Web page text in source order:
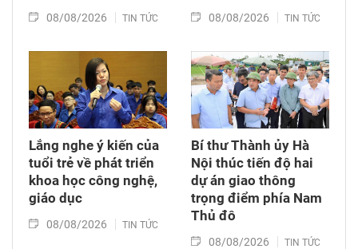
08/08/2026 TIN TỨC 08/08/2026 TIN TỨC
Lắng nghe ý kiến của
tuổi trẻ về phát triển
khoa học công nghệ,
giáo dục
08/08/2026 TIN TỨC
Bí thư Thành ủy Hà
Nội thúc tiến độ hai
dự án giao thông
trọng điểm phía Nam
Thủ đô
08/08/2026 TIN TỨC